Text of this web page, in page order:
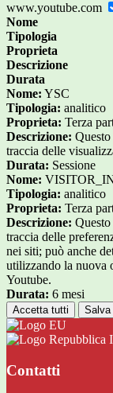
www.youtube.com
Nome
Tipologia
Proprieta
Descrizione
Durata
Nome: YSC
Tipologia: analitico
Proprieta: Terza
Descrizione:
traccia delle
Durata: Sessione
Nome:
Tipologia: analitico
Proprieta: Terza
Descrizione:
traccia delle
nei siti; può anche
utilizzando la nuova
Youtube.
Durata: 6 mesi
Accetta tutti Salva
Contatti